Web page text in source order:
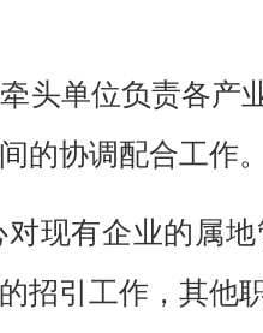
头单位负责各
的协调配合工作。
对现有企业的属
招引工作，其他